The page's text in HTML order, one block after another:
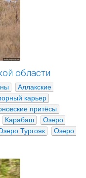
области
Аллакские
карьер
притёсы
Карабаш
Озеро
Тургояк
Озеро